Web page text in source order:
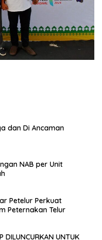
NAB per Unit
Petelur Perkuat
Peternakan Telur
DILUNCURKAN UNTUK